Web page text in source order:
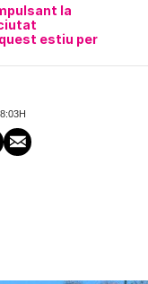
la
estiu per